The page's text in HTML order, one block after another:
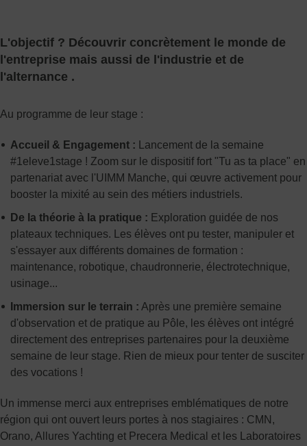
L'objectif ? Découvrir concrètement le monde de
l'entreprise mais aussi de l'industrie et de
l'alternance .
Au programme de leur stage :
Accueil & Engagement : Lancement de la semaine
#1eleve1stage ! Zoom sur le dispositif fort "Tu as ta place" en
partenariat avec l'UIMM Manche, qui œuvre activement pour
booster la mixité au sein des métiers industriels.
De la théorie à la pratique : Exploration guidée de nos
plateaux techniques. Les élèves ont pu tester, manipuler et
s'essayer aux différents domaines de formation :
maintenance, robotique, chaudronnerie, électrotechnique,
usinage...
Immersion sur le terrain : Après une première semaine
d'observation et de pratique au Pôle, les élèves ont intégré
directement des entreprises partenaires pour la deuxième
semaine de leur stage. Rien de mieux pour tenter de susciter
des vocations !
Un immense merci aux entreprises emblématiques de notre
région qui ont ouvert leurs portes à nos stagiaires : CMN,
Orano, Allures Yachting et Precera Medical et les Laboratoires